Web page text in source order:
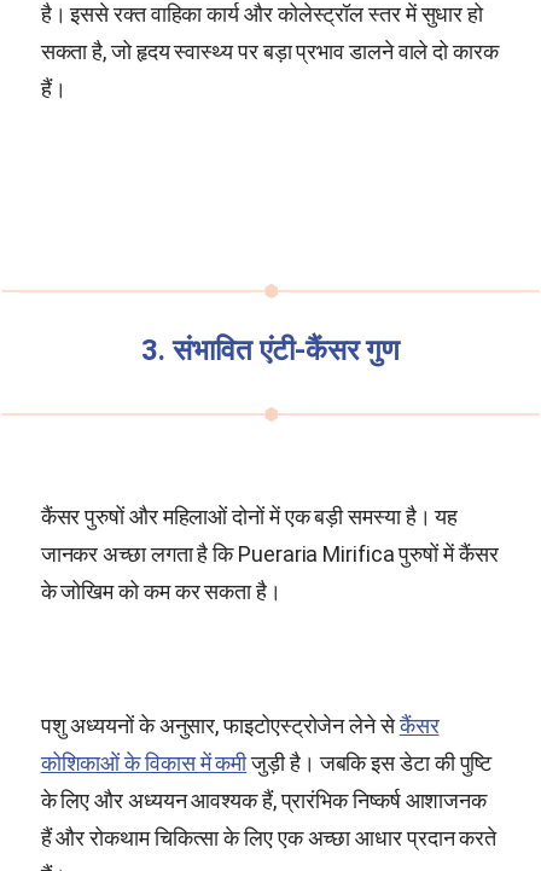
है। इससे रक्त वाहिका कार्य और कोलेस्ट्रॉल स्तर में सुधार हो
सकता है, जो हृदय स्वास्थ्य पर बड़ा प्रभाव डालने वाले दो कारक
हैं।
3. संभावित एंटी-कैंसर गुण
कैंसर पुरुषों और महिलाओं दोनों में एक बड़ी समस्या है। यह
जानकर अच्छा लगता है किPueraria Mirificaपुरुषों में कैंसर
के जोखिम को कम कर सकता है।
पशु अध्ययनों के अनुसार, फाइटोएस्ट्रोजेन लेने सेकैंसर
कोशिकाओं के विकास में कमीजुड़ी है। जबकि इस डेटा की पुष्टि
के लिए और अध्ययन आवश्यक हैं, प्रारंभिक निष्कर्ष आशाजनक
हैं और रोकथाम चिकित्सा के लिए एक अच्छा आधार प्रदान करते